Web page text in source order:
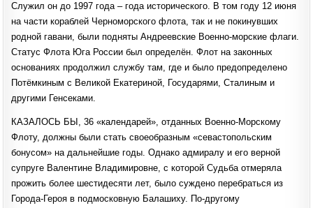
Служил он до 1997 года – года исторического. В том году 12 июня
на части кораблей Черноморского флота, так и не покинувших
родной гавани, были подняты Андреевские Военно-морские флаги.
Статус Флота Юга России был определён. Флот на законных
основаниях продолжил службу там, где и было предопределено
Потёмкиным с Великой Екатериной, Государями, Сталиным и
другими Генсеками.
КАЗАЛОСЬ БЫ, 36 «календарей», отданных Военно-Морскому
Флоту, должны были стать своеобразным «севастопольским
бонусом» на дальнейшие годы. Однако адмиралу и его верной
супруге Валентине Владимировне, с которой Судьба отмеряла
прожить более шестидесяти лет, было суждено перебраться из
Города-Героя в подмосковную Балашиху. По-другому